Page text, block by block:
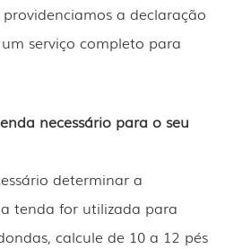
a declaração
serviço completo para
necessário para o seu
determinar a
tenda for utilizada para
calcule de 10 a 12 pés